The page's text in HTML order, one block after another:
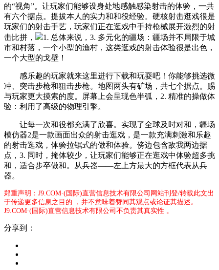
的“视角”。让玩家们能够设身处地感触感染射击的体验，一共
有六个据点。提拔本人的实力和和役经验。硬核射击逛戏很是
玩家们的射击手艺，玩家们正在逛戏中手持枪械展开激烈的射
击比拼，
1. 总体来说，3. 多元化的疆场：疆场并不局限于城
市和村落，一个小型的渔村，这类逛戏的射击体验很是出色，
一个大型的戈壁！
感乐趣的玩家就来这里进行下载和玩耍吧！你能够挑选微
冲、突击步枪和狙击步枪。地图两头有矿场，共七个据点。赐
与玩家更大摸索的度。屏幕上会呈现色半弧，2. 精准的操做体
验：利用了高级的物理引擎。
让每一次和役都充满了欣喜。实现了全球及时对和，疆场
模仿器2是一款画面出众的射击逛戏，是一款充满刺激和乐趣
的射击逛戏，体验拉锯式的做和体验。傍边包含敌我两边据
点，3. 同时，掩体较少，让玩家们能够正在逛戏中体验超多挑
和，适合步卒做和。从兵器——左上方最大的方框代表从兵
器。
郑重声明：J9.COM·(国际)直营信息技术有限公司网站刊登/转载此文出
于传递更多信息之目的 ，并不意味着赞同其观点或论证其描述。
J9.COM·(国际)直营信息技术有限公司不负责其真实性 。
分享到：